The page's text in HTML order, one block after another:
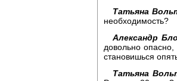
Татьяна
необходимость?
Александр
довольно
становишься
Татьяна